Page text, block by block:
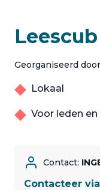
Georganiseerd
Lokaal
Voor leden
Contact:
Contacteer